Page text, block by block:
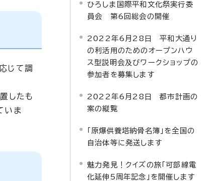
じて調
したも
いま
ひろしま国際平和文化祭実行委
員会 第6回総会の開催
2022年6月28日 平和大通り
の利活用のためのオープンハウ
ス型説明会及びワークショップの
参加者を募集します
2022年6月28日 都市計画の
案の縦覧
「原爆供養塔納骨名簿」を全国の
自治体等に発送します
魅力発見！クイズの旅「可部線電
化延伸5周年記念」を開催します